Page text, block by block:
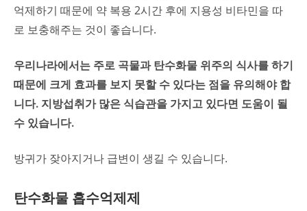
억제하기 때문에 약 복용 2시간 후에 지용성 비타민을 따
로 보충해주는 것이 좋습니다.
우리나라에서는 주로 곡물과 탄수화물 위주의 식사를 하기
때문에 크게 효과를 보지 못할 수 있다는 점을 유의해야 합
니다. 지방섭취가 많은 식습관을 가지고 있다면 도움이 될
수 있습니다.
방귀가 잦아지거나 급변이 생길 수 있습니다.
탄수화물 흡수억제제